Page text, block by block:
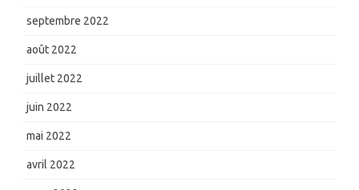
septembre 2022
août 2022
juillet 2022
juin 2022
mai 2022
avril 2022